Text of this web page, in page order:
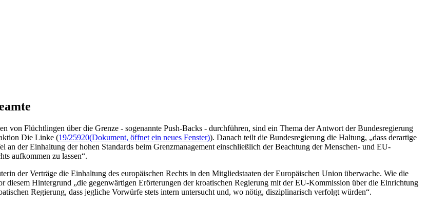
Flüchtlingen über die Grenze - sogenannte Push-Backs - durchführen, sind ein Thema der Antwort der Bundesregierung
Die Linke (19/25920(Dokument, öffnet ein neues Fenster)). Danach teilt die Bundesregierung die Haltung, „dass derartige
der Einhaltung der hohen Standards beim Grenzmanagement einschließlich der Beachtung der Menschen- und EU-
aufkommen zu lassen“.
der Verträge die Einhaltung des europäischen Rechts in den Mitgliedstaaten der Europäischen Union überwache. Wie die
Hintergrund „die gegenwärtigen Erörterungen der kroatischen Regierung mit der EU-Kommission über die Einrichtung
Regierung, dass jegliche Vorwürfe stets intern untersucht und, wo nötig, disziplinarisch verfolgt würden“.